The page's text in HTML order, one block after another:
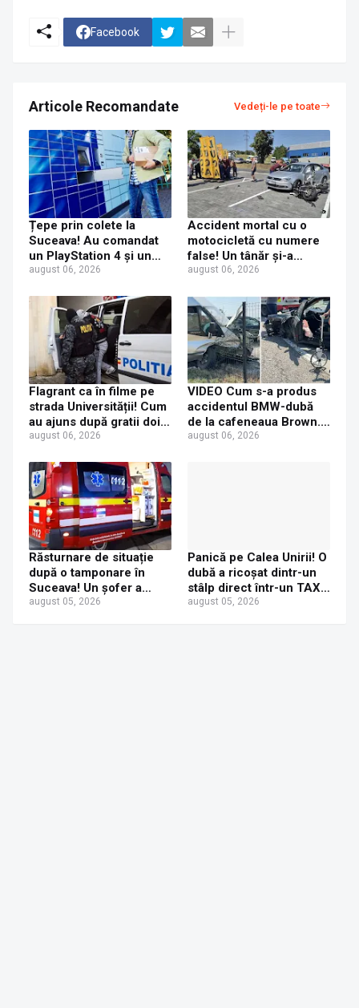
Facebook
Articole Recomandate Vedeți-le pe toate
Țepe prin colete la
Suceava! Au comandat
un PlayStation 4 și un
iPhone 17 Pro Max, dar
o jucărie de plastic
august 06, 2026
Accident mortal cu o
motocicletă cu numere
false! Un tânăr și-a
pierdut viața după ce un
asigure
august 06, 2026
Flagrant ca în filme pe
strada Universității! Cum
au ajuns după gratii doi
tineri care au furat
august 06, 2026
VIDEO Cum s-a produs
accidentul BMW-dubă
de la cafeneaua Brown.
Concluzia polițiștilor
august 06, 2026
Răsturnare de situație
după o tamponare în
Suceava! Un șofer a
ajuns la Urgențe la 24 de
august 05, 2026
Panică pe Calea Unirii! O
dubă a ricoșat dintr-un
stâlp direct într-un TAXI.
O mamă și fetița ei de 6
august 05, 2026